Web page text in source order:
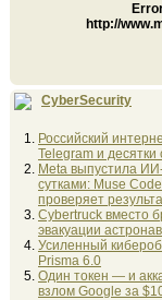
http://
CyberSecurity
Российский
Telegram и
Meta выпустила
сутками: Muse
проверяет
Cybertruck вместо
эвакуации
Усиленный
Prisma 6.0
Один токен — и
взлом Google за